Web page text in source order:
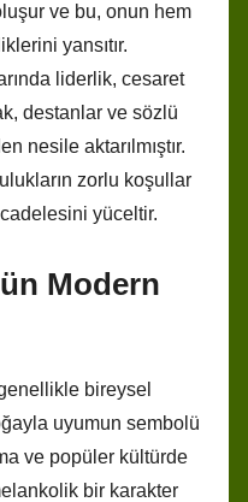
ve bu, onun hem
yansıtır.
liderlik, cesaret
destanlar ve sözlü
nesile aktarılmıştır.
zorlu koşullar
yüceltir.
Modern
bireysel
uyumun sembolü
ve popüler kültürde
bir karakter